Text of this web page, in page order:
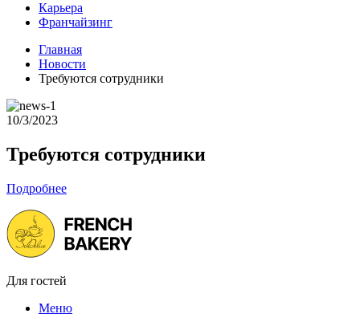
Карьера
Франчайзинг
Главная
Новости
Требуются сотрудники
10/3/2023
Требуются сотрудники
Подробнее
Для гостей
Меню